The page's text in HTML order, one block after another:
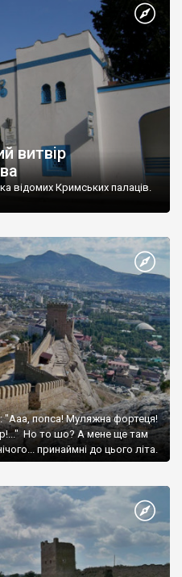
витвір
відомих Кримських палаців.
"Ааа, попса! Муляжна фортеця!
Но то шо? А мене ще там
принаймні до цього літа.